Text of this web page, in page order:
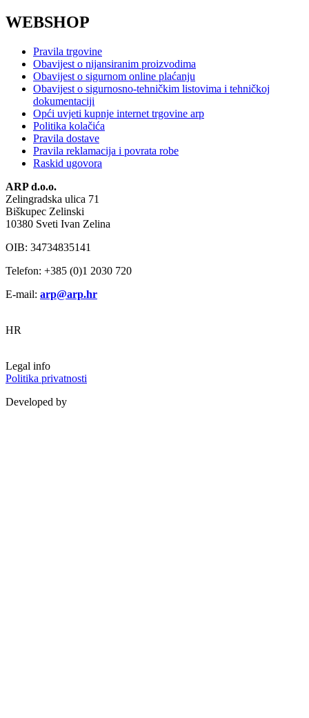
WEBSHOP
Pravila trgovine
Obavijest o nijansiranim proizvodima
Obavijest o sigurnom online plaćanju
Obavijest o sigurnosno-tehničkim listovima i tehničkoj
dokumentaciji
Opći uvjeti kupnje internet trgovine arp
Politika kolačića
Pravila dostave
Pravila reklamacija i povrata robe
Raskid ugovora
ARP d.o.o.
Zelingradska ulica 71
Biškupec Zelinski
10380 Sveti Ivan Zelina
OIB: 34734835141
Telefon: +385 (0)1 2030 720
E-mail: arp@arp.hr
HR
Legal info
Politika privatnosti
Developed by